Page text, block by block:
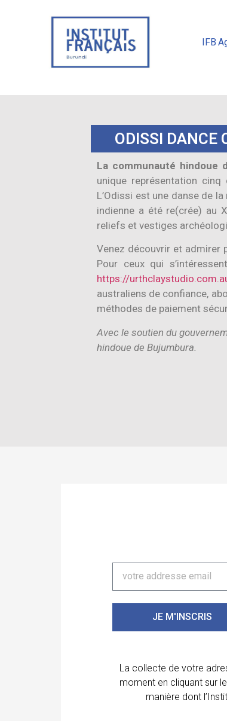
IFB
ODISSI DANCE
La communauté hindoue
unique représentation
L’Odissi est une danse de
indienne a été re(crée) au
reliefs et vestiges
Venez découvrir et admirer
Pour ceux qui
https://
australiens de confiance,
méthodes de paiement
Avec le soutien du
hindoue de Bujumbura.
JE M'INSCRIS
La collecte de votre
moment en cliquant sur
manière dont